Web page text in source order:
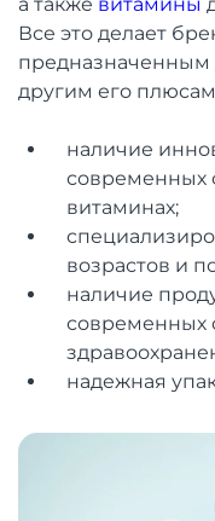
Все это делает
предназначенным
другим его плюсам
наличие
современных
витаминах;
возрастов и
наличие
современных
надежная